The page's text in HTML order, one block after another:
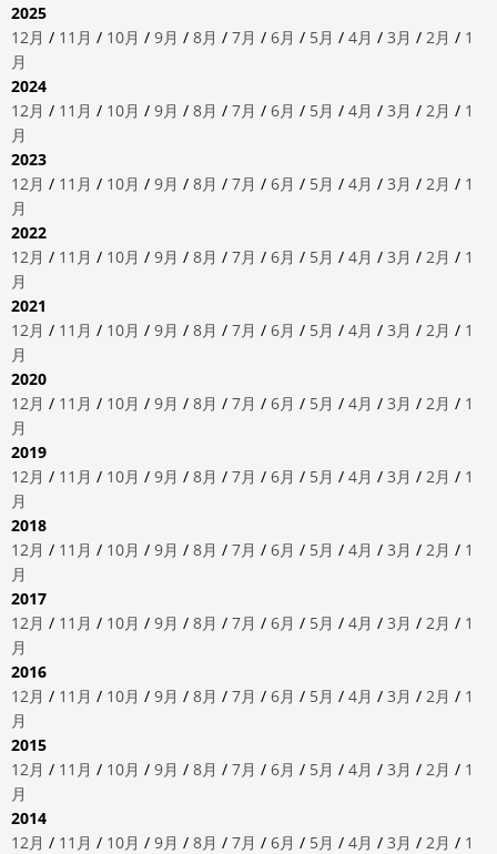
2025
12月 / 11月 / 10月 / 9月 / 8月 / 7月 / 6月 / 5月 / 4月 / 3月 / 2月 / 1
月
2024
12月 / 11月 / 10月 / 9月 / 8月 / 7月 / 6月 / 5月 / 4月 / 3月 / 2月 / 1
月
2023
12月 / 11月 / 10月 / 9月 / 8月 / 7月 / 6月 / 5月 / 4月 / 3月 / 2月 / 1
月
2022
12月 / 11月 / 10月 / 9月 / 8月 / 7月 / 6月 / 5月 / 4月 / 3月 / 2月 / 1
月
2021
12月 / 11月 / 10月 / 9月 / 8月 / 7月 / 6月 / 5月 / 4月 / 3月 / 2月 / 1
月
2020
12月 / 11月 / 10月 / 9月 / 8月 / 7月 / 6月 / 5月 / 4月 / 3月 / 2月 / 1
月
2019
12月 / 11月 / 10月 / 9月 / 8月 / 7月 / 6月 / 5月 / 4月 / 3月 / 2月 / 1
月
2018
12月 / 11月 / 10月 / 9月 / 8月 / 7月 / 6月 / 5月 / 4月 / 3月 / 2月 / 1
月
2017
12月 / 11月 / 10月 / 9月 / 8月 / 7月 / 6月 / 5月 / 4月 / 3月 / 2月 / 1
月
2016
12月 / 11月 / 10月 / 9月 / 8月 / 7月 / 6月 / 5月 / 4月 / 3月 / 2月 / 1
月
2015
12月 / 11月 / 10月 / 9月 / 8月 / 7月 / 6月 / 5月 / 4月 / 3月 / 2月 / 1
月
2014
12月 / 11月 / 10月 / 9月 / 8月 / 7月 / 6月 / 5月 / 4月 / 3月 / 2月 / 1